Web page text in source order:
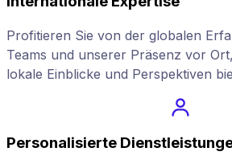
Profitieren Sie von der globalen
Teams und unserer Präsenz vor
lokale Einblicke und Perspektiven
Personalisierte